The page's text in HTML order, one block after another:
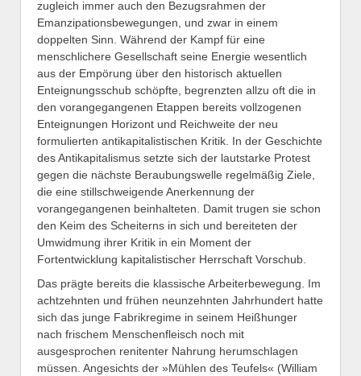
zugleich immer auch den Bezugsrahmen der
Emanzipationsbewegungen, und zwar in einem
doppelten Sinn. Während der Kampf für eine
menschlichere Gesellschaft seine Energie wesentlich
aus der Empörung über den historisch aktuellen
Enteignungsschub schöpfte, begrenzten allzu oft die in
den vorangegangenen Etappen bereits vollzogenen
Enteignungen Horizont und Reichweite der neu
formulierten antikapitalistischen Kritik. In der Geschichte
des Antikapitalismus setzte sich der lautstarke Protest
gegen die nächste Beraubungswelle regelmäßig Ziele,
die eine stillschweigende Anerkennung der
vorangegangenen beinhalteten. Damit trugen sie schon
den Keim des Scheiterns in sich und bereiteten der
Umwidmung ihrer Kritik in ein Moment der
Fortentwicklung kapitalistischer Herrschaft Vorschub.
Das prägte bereits die klassische Arbeiterbewegung. Im
achtzehnten und frühen neunzehnten Jahrhundert hatte
sich das junge Fabrikregime in seinem Heißhunger
nach frischem Menschenfleisch noch mit
ausgesprochen renitenter Nahrung herumschlagen
müssen. Angesichts der »Mühlen des Teufels« (William